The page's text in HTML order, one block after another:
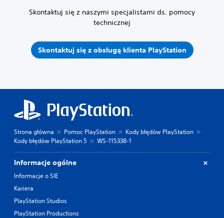
Skontaktuj się z naszymi specjalistami ds. pomocy
technicznej
Skontaktuj się z obsługą klienta PlayStation
Strona główna Pomoc PlayStation
Kody błędów PlayStation
Kody błędów PlayStation 5
WS-115338-1
Informacje ogólne
Informacje o SIE
Kariera
PlayStation Studios
PlayStation Productions